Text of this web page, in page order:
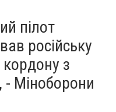
пілот
російську
з
Міноборони